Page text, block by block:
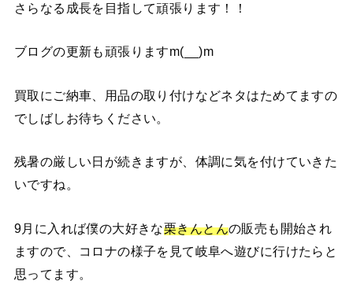
さらなる成長を目指して頑張ります！！
ブログの更新も頑張りますm(__)m
買取にご納車、用品の取り付けなどネタはためてますの
でしばしお待ちください。
残暑の厳しい日が続きますが、体調に気を付けていきた
いですね。
9月に入れば僕の大好きな栗きんとんの販売も開始され
ますので、コロナの様子を見て岐阜へ遊びに行けたらと
思ってます。